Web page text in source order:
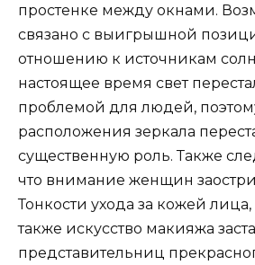
простенке между окнами.
связано с выигрышной
отношению к источникам
настоящее время свет
проблемой для людей,
расположения зеркала
существенную роль. Также
что внимание женщин
Тонкости ухода за кожей
также искусство макияжа
представительниц